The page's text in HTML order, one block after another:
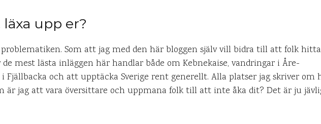
upp er?
problematiken. Som att jag med den här bloggen själv vill bidra till att folk
de mest lästa inläggen här handlar både om Kebnekaise, vandringar i Åre-
Fjällbacka och att upptäcka Sverige rent generellt. Alla platser jag skriver om
är jag att vara översittare och uppmana folk till att inte åka dit? Det är ju